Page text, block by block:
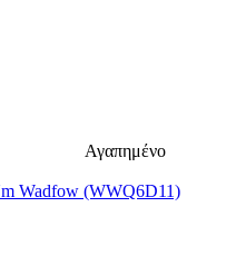
Αγαπημένο
Wadfow (WWQ6D11)